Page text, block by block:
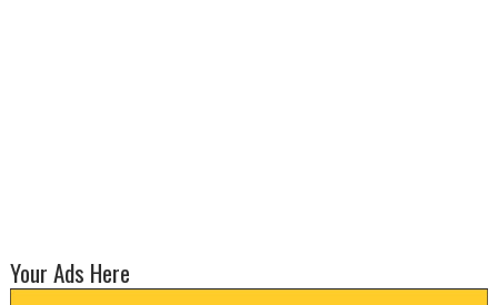
Your Ads Here